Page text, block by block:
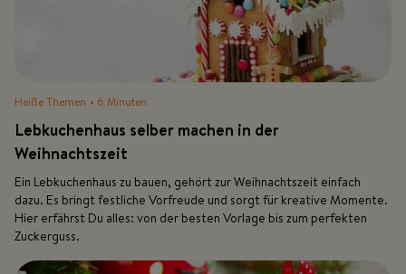
Heiße Themen • 6 Minuten
Lebkuchenhaus selber machen in der
Weihnachtszeit
Ein Lebkuchenhaus zu bauen, gehört zur Weihnachtszeit einfach
dazu. Es bringt festliche Vorfreude und sorgt für kreative Momente.
Hier erfährst Du alles: von der besten Vorlage bis zum perfekten
Zuckerguss.